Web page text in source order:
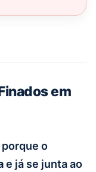
em
o
e já se junta ao